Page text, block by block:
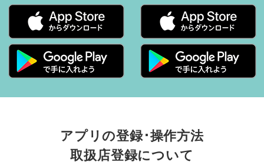
アプリの登録･操作方法
取扱店登録について